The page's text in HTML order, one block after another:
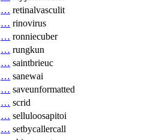
… retinalvasculit
… rinovirus
… ronniecuber
… rungkun
… saintbrieuc
… sanewai
… saveunformatted
… scrid
… selluloosapitoi
… setbycallercall